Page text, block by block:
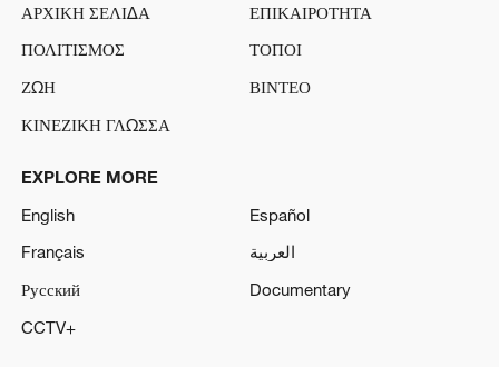
ΑΡΧΙΚΗ ΣΕΛΙΔΑ
ΕΠΙΚΑΙΡΟΤΗΤΑ
ΠΟΛΙΤΙΣΜΟΣ
ΤΟΠΟΙ
ΖΩΗ
ΒΙΝΤΕΟ
ΚΙΝΕΖΙΚΗ ΓΛΩΣΣΑ
EXPLORE MORE
English
Español
Français
العربية
Русский
Documentary
CCTV+